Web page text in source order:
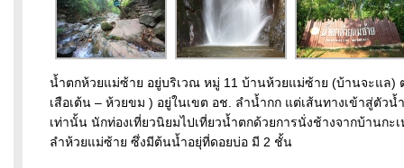
น้ำตกห้วยแม่ซ้าย อยู่บริเวณ หมู่ 11 บ้านห้วยแม่ซ้าย (บ้านจะแล) ต
เสือเต้น – ห้วยขม ) อยู่ในเขต อช. ลำน้ำกก แต่เส้นทางเข้าสู่ตัว
เท่านั้น นักท่องเที่ยวนิยมไปเที่ยวน้ำตกด้วยการนั่งช้างจากบ้านก
ลำห้วยแม่ซ้าย ซึ่งมีต้นน้ำอยุ่ที่ดอยบ่อ มี 2 ชั้น